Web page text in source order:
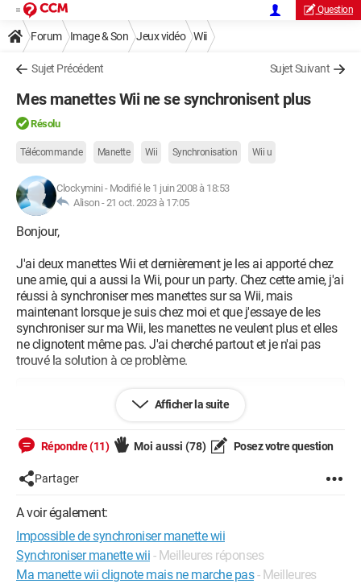
Question
Forum Image & Son Jeux vidéo Wii
Sujet Précédent Sujet Suivant
Mes manettes Wii ne se synchronisent plus
Résolu
Télécommande Manette Wii Synchronisation Wii u
Clockymini - Modifié le 1 juin 2008 à 18:53
Alison -21 oct. 2023 à 17:05
Bonjour,
J'ai deux manettes Wii et dernièrement je les ai apporté chez
une amie, qui a aussi la Wii, pour un party. Chez cette amie, j'ai
réussi à synchroniser mes manettes sur sa Wii, mais
maintenant lorsque je suis chez moi et que j'essaye de les
synchroniser sur ma Wii, les manettes ne veulent plus et elles
ne clignotent même pas. J'ai cherché partout et je n'ai pas
trouvé la solution à ce problème.
Afficher la suite
Répondre (11) Moi aussi (78) Posez votre question
Partager
A voir également:
Impossible de synchroniser manette wii
Synchroniser manette wii - Meilleures réponses
Ma manette wii clignote mais ne marche pas - Meilleures